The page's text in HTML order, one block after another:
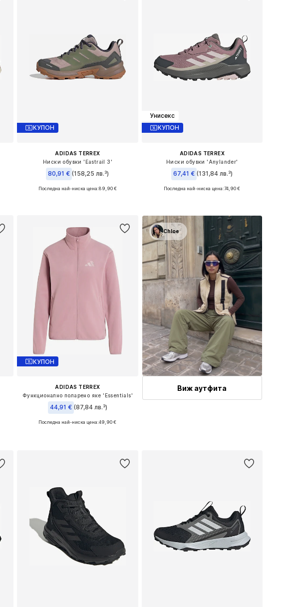
КУПОН
ADIDAS TERREX
Ниски обувки 'Eastrail 3'
80,91 € (158,25 лв.³)
Предлага се в много размери
Последна най-ниска цена:89,90 €
Унисекс
КУПОН
ADIDAS TERREX
Ниски обувки 'Anylander'
67,41 € (131,84 лв.³)
+1
Предлага се в много размери
Последна най-ниска цена:74,90 €
КУПОН
ADIDAS TERREX
Функционално поларено яке 'Essentials'
44,91 € (87,84 лв.³)
Последна най-ниска цена:49,90 €
Chloe
Виж аутфита